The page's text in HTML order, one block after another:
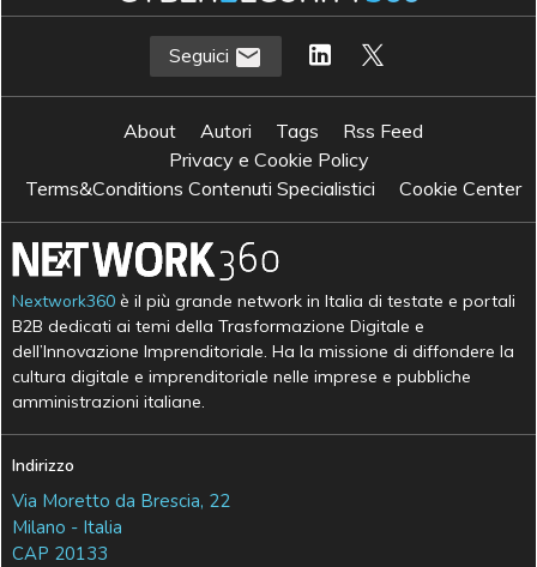
Seguici
About Autori Tags
Rss Feed
Privacy e Cookie Policy
Terms&Conditions Contenuti Specialistici
Cookie Center
Nextwork360 è il più grande network in Italia di testate e portali
B2B dedicati ai temi della Trasformazione Digitale e
dell’Innovazione Imprenditoriale. Ha la missione di diffondere la
cultura digitale e imprenditoriale nelle imprese e pubbliche
amministrazioni italiane.
Indirizzo
Via Moretto da Brescia, 22
Milano - Italia
CAP 20133